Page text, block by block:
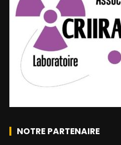
NOTRE PARTENAIRE